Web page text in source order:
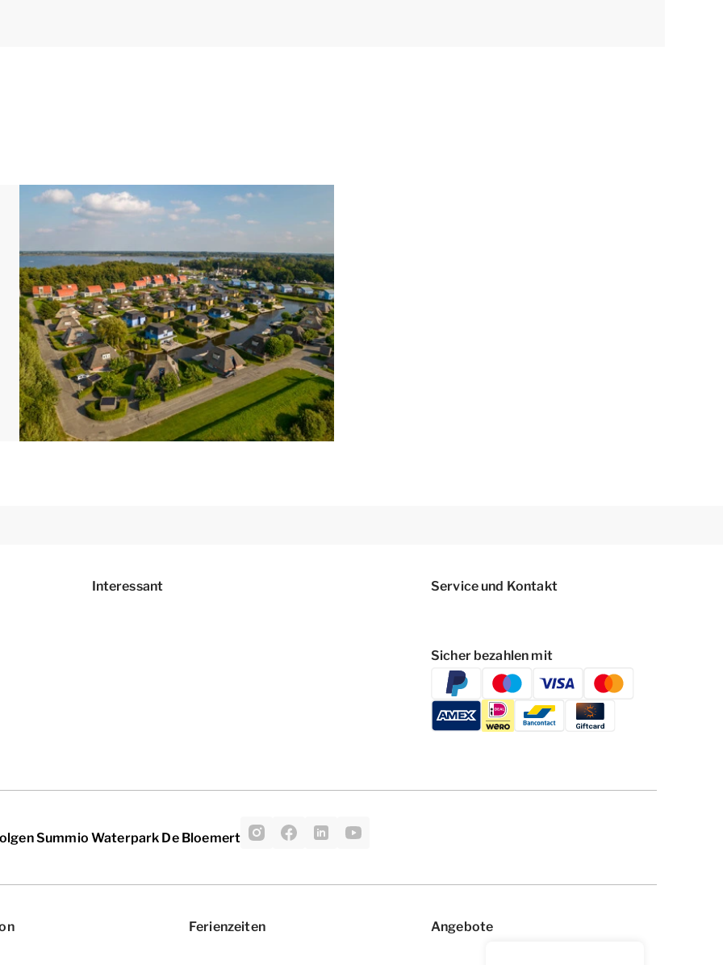
über eine Badewanne, flache Dusche und ein
Auf dieser Etage gibt es auch eine
und kindersichere Steckdosen.
mit verstellbaren Gartenmöbeln und
Verfügung. Außerdem verfügt der Bungalow
das kostenlose WLAN nutzen, und an der
2 Autos. Außerdem befinden sich im Park
Interessant Service und Kontakt
Sicher bezahlen mit
Summio Waterpark De Bloemert
Ferienzeiten Angebote